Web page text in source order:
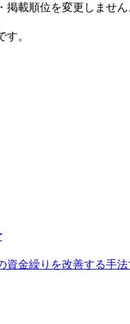
載順位を変更しません
。
金繰りを改善する手